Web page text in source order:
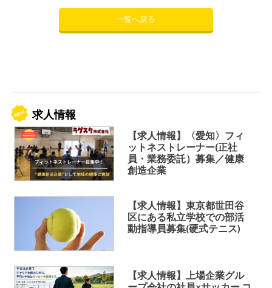
一覧へ戻る
求人情報
【求人情報】〈愛知〉フィ
ットネストレーナー(正社
員・業務委託）募集／健康
創造企業
【求人情報】東京都世田谷
区にある私立学校での部活
動指導員募集(硬式テニス)
【求人情報】上場企業グル